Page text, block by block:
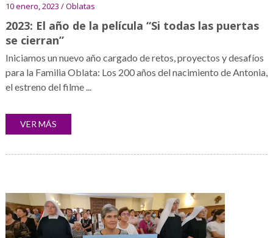
10 enero, 2023 / Oblatas
2023: El año de la película “Si todas las puertas
se cierran”
Iniciamos un nuevo año cargado de retos, proyectos y desafíos
para la Familia Oblata: Los 200 años del nacimiento de Antonia,
el estreno del filme ...
VER MÁS